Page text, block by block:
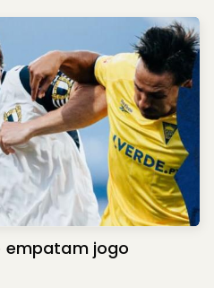
empatam jogo